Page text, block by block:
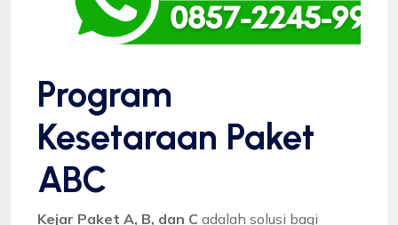
Program
Kesetaraan Paket
ABC
Kejar Paket A, B, dan C adalah solusi bagi